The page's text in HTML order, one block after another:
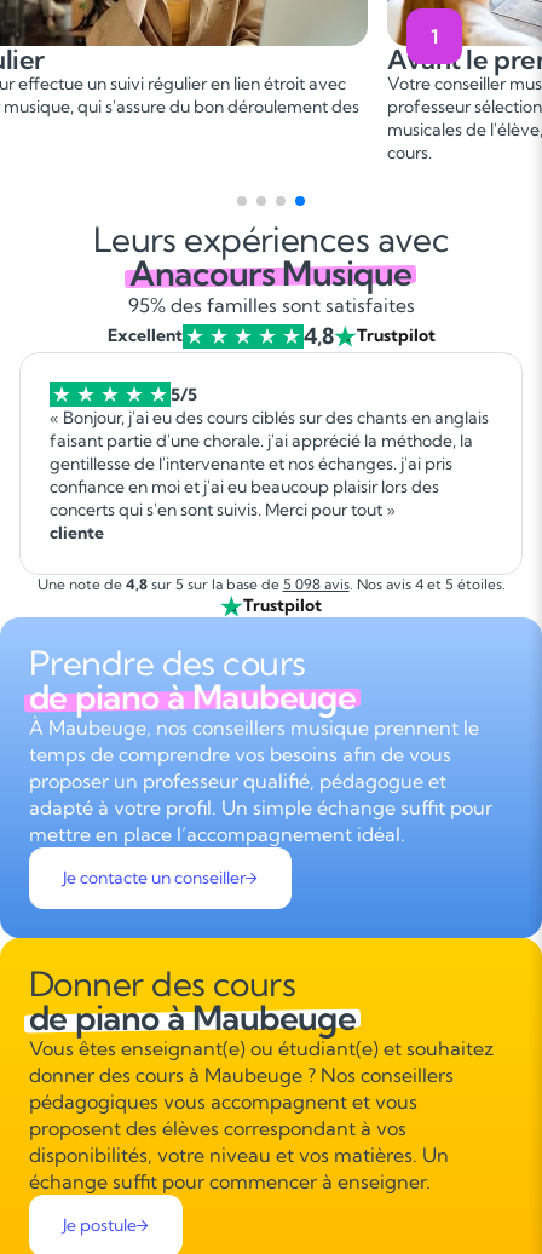
1
Avant le premier cours
Votre conseiller musique vous met en relation avec un
professeur sélectionné, en fonction des besoins et aspirations
musicales de l'élève, afin de convenir d'une date de premier
Leurs expériences avec
Anacours Musique
95% des familles sont satisfaites
Excellent 4,8 Trustpilot
5/5
« Bonjour, j'ai eu des cours ciblés sur des chants en anglais
faisant partie d'une chorale. j'ai apprécié la méthode, la
gentillesse de l'intervenante et nos échanges. j'ai pris
confiance en moi et j'ai eu beaucoup plaisir lors des
concerts qui s'en sont suivis. Merci pour tout »
cliente
Une note de 4,8sur 5 sur la base de 5 098 avis. Nos avis 4 et 5 étoiles.
Trustpilot
Prendre des cours
de piano à Maubeuge
À Maubeuge, nos conseillers musique prennent le
temps de comprendre vos besoins afin de vous
proposer un professeur qualifié, pédagogue et
adapté à votre profil. Un simple échange suffit pour
mettre en place l’accompagnement idéal.
Je contacte un conseiller
Donner des cours
de piano à Maubeuge
Vous êtes enseignant(e) ou étudiant(e) et souhaitez
donner des cours à Maubeuge ? Nos conseillers
pédagogiques vous accompagnent et vous
proposent des élèves correspondant à vos
disponibilités, votre niveau et vos matières. Un
échange suffit pour commencer à enseigner.
Je postule